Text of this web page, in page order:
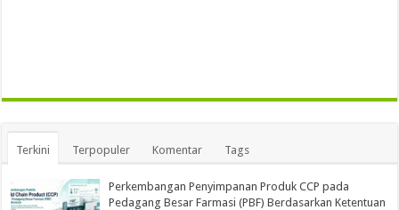
Terkini Terpopuler Komentar Tags
Perkembangan Penyimpanan Produk CCP pada
Pedagang Besar Farmasi (PBF) Berdasarkan Ketentuan